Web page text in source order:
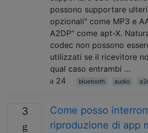
possono supportare
opzionali" come MP3 e
A2DP" come apt-X.
codec non possono
utilizzati se il ricevitore
qual caso entrambi …
24
bluetooth audio
3
Come posso
riproduzione di app